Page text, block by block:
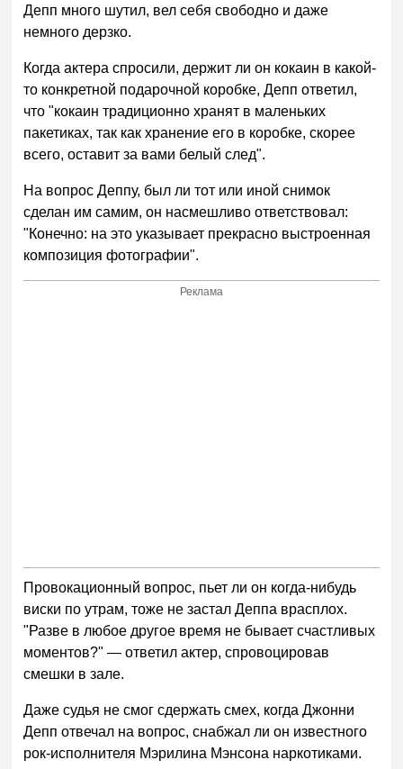
Депп много шутил, вел себя свободно и даже
немного дерзко.
Когда актера спросили, держит ли он кокаин в какой-
то конкретной подарочной коробке, Депп ответил,
что "кокаин традиционно хранят в маленьких
пакетиках, так как хранение его в коробке, скорее
всего, оставит за вами белый след".
На вопрос Деппу, был ли тот или иной снимок
сделан им самим, он насмешливо ответствовал:
"Конечно: на это указывает прекрасно выстроенная
композиция фотографии".
Реклама
Провокационный вопрос, пьет ли он когда-нибудь
виски по утрам, тоже не застал Деппа врасплох.
"Разве в любое другое время не бывает счастливых
моментов?" — ответил актер, спровоцировав
смешки в зале.
Даже судья не смог сдержать смех, когда Джонни
Депп отвечал на вопрос, снабжал ли он известного
рок-исполнителя Мэрилина Мэнсона наркотиками.